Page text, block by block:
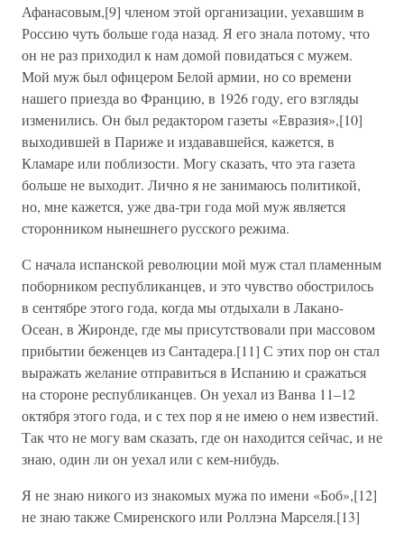
Афанасовым,[9] членом этой организации, уехавшим в
Россию чуть больше года назад. Я его знала потому, что
он не раз приходил к нам домой повидаться с мужем.
Мой муж был офицером Белой армии, но со времени
нашего приезда во Францию, в 1926 году, его взгляды
изменились. Он был редактором газеты «Евразия»,[10]
выходившей в Париже и издававшейся, кажется, в
Кламаре или поблизости. Могу сказать, что эта газета
больше не выходит. Лично я не занимаюсь политикой,
но, мне кажется, уже два-три года мой муж является
сторонником нынешнего русского режима.
С начала испанской революции мой муж стал пламенным
поборником республиканцев, и это чувство обострилось
в сентябре этого года, когда мы отдыхали в Лакано-
Осеан, в Жиронде, где мы присутствовали при массовом
прибытии беженцев из Сантадера.[11] С этих пор он стал
выражать желание отправиться в Испанию и сражаться
на стороне республиканцев. Он уехал из Ванва 11–12
октября этого года, и с тех пор я не имею о нем известий.
Так что не могу вам сказать, где он находится сейчас, и не
знаю, один ли он уехал или с кем-нибудь.
Я не знаю никого из знакомых мужа по имени «Боб»,[12]
не знаю также Смиренского или Роллэна Марселя.[13]